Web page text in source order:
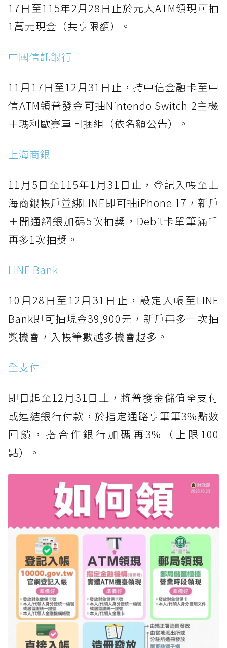
17日至115年2月28日止於元大ATM領現可抽
1萬元現金（共享限額）。
中國信託銀行
11月17日至12月31日止，持中信金融卡至中
信ATM領普發金可抽Nintendo Switch 2主機
＋瑪利歐賽車同捆組（依名額公告）。
上海商銀
11月5日至115年1月31日止，登記入帳至上
海商銀帳戶並綁LINE即可抽iPhone 17，新戶
＋開通網銀加碼5次抽獎，Debit卡單筆滿千
再多1次抽獎。
LINE Bank
10月28日至12月31日止，設定入帳至LINE
Bank即可抽現金39,900元，新戶再多一次抽
獎機會，入帳筆數越多機會越多。
全支付
即日起至12月31日止，將普發金儲值全支付
或連結銀行付款，於指定通路享筆筆3%點數
回饋，搭合作銀行加碼再3%（上限100
點）。